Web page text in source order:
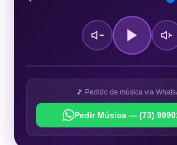
🎵 Pedido de música via
Pedir Música — (73)